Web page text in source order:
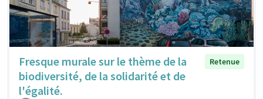
Fresque murale sur le thème de la
biodiversité, de la solidarité et de
l'égalité.
Retenue